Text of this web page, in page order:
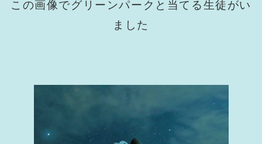
この画像でグリーンパークと当てる生徒がい
ました